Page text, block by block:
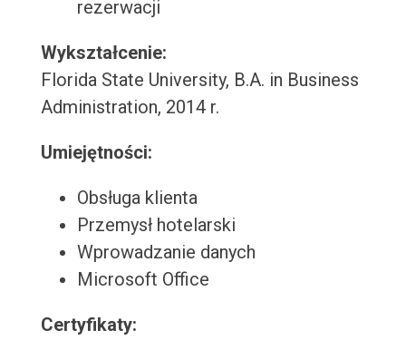
rezerwacji
Wykształcenie:
Florida State University, B.A. in Business
Administration, 2014 r.
Umiejętności:
Obsługa klienta
Przemysł hotelarski
Wprowadzanie danych
Microsoft Office
Certyfikaty: